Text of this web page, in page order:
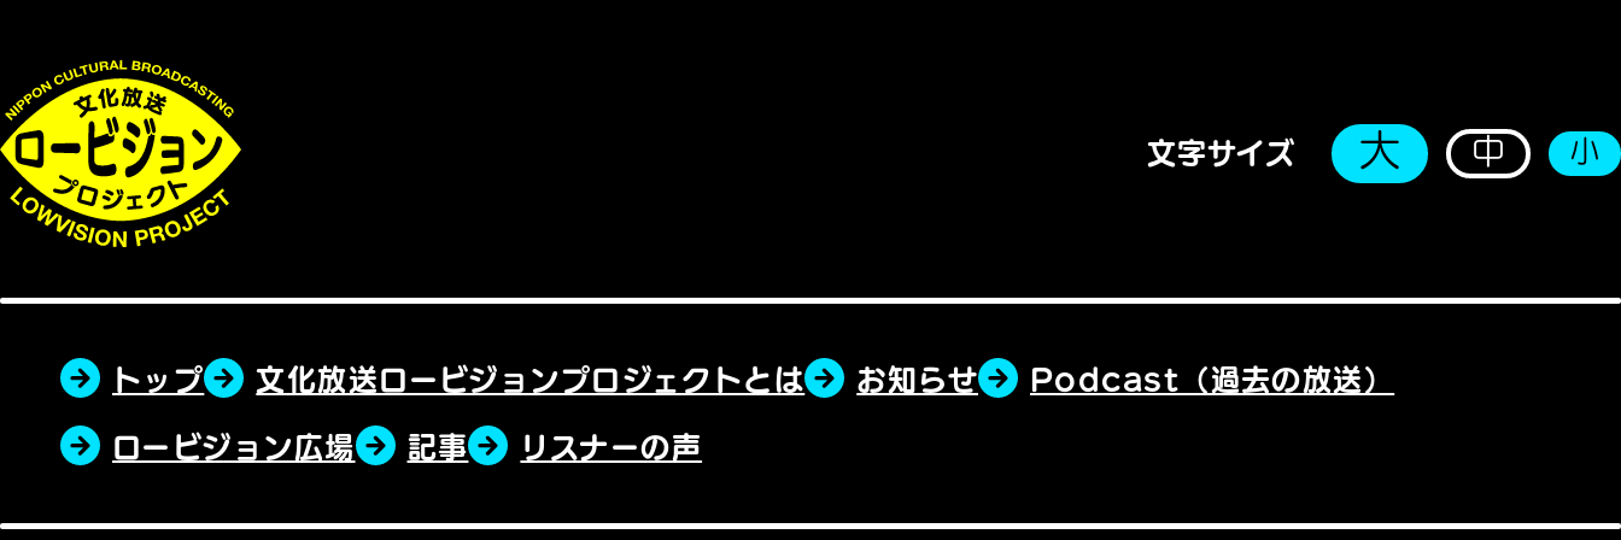
文字サイズ 大 中 小
トップ 文化放送ロービジョンプロジェクトとは お知らせ Podcast（過去の放送）
ロービジョン広場 記事 リスナーの声